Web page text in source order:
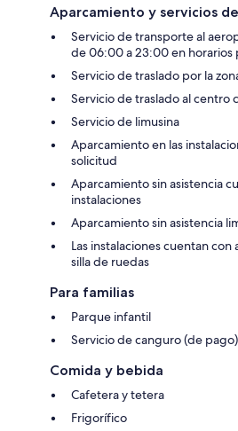
Aparcamiento y servicios
Servicio de transporte al
de 06:00 a 23:00 en horarios
Servicio de traslado por la
Servicio de traslado al centro
Servicio de limusina
Aparcamiento en las
solicitud
Aparcamiento sin asistencia
instalaciones
Aparcamiento sin asistencia
Las instalaciones cuentan
silla de ruedas
Para familias
Parque infantil
Servicio de canguro (de pago)
Comida y bebida
Cafetera y tetera
Frigorífico